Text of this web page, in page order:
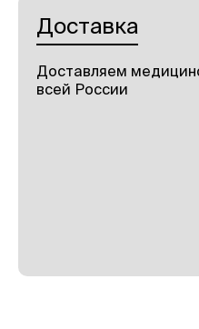
Доставка
Доставляем
всей России